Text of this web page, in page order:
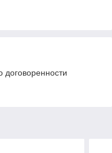
договоренности